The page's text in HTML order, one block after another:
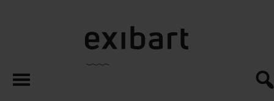
exibart.es